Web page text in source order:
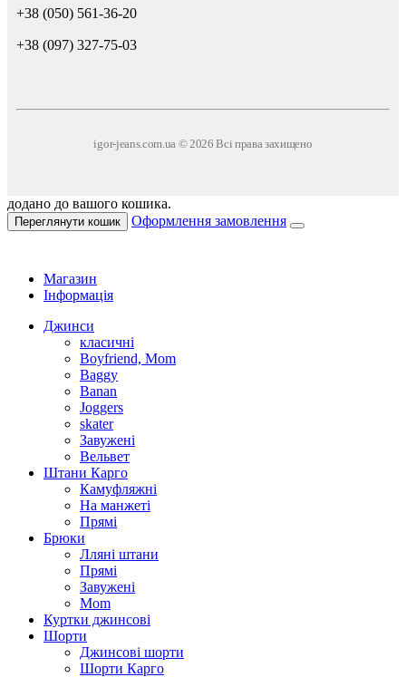
+38 (050) 561-36-20
+38 (097) 327-75-03
igor-jeans.com.ua © 2026 Всі права захищено
додано до вашого кошика.
Переглянути кошик Оформлення замовлення
Магазин
Інформація
Джинси
класичні
Boyfriend, Mom
Baggy
Banan
Joggers
skater
Завужені
Вельвет
Штани Карго
Камуфляжні
На манжеті
Прямі
Брюки
Лляні штани
Прямі
Завужені
Mom
Куртки джинсові
Шорти
Джинсові шорти
Шорти Карго